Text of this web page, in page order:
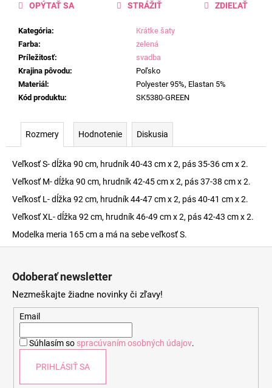
Kategória:
Krátke šaty
Farba:
zelená
Príležitosť:
svadba
Krajina pôvodu:
Poľsko
Materiál :
Polyester 95%, Elastan 5%
Kód produktu: SK5380-GREEN
OPÝTAŤ SA STRÁŽIŤ ZDIEĽAŤ
Rozmery Hodnotenie Diskusia
Veľkosť S- dĺžka 90 cm, hrudník 40-43 cm x 2, pás 35-36 cm x 2.
Veľkosť M- dĺžka 90 cm, hrudník 42-45 cm x 2, pás 37-38 cm x 2.
Veľkosť L- dĺžka 92 cm, hrudník 44-47 cm x 2, pás 40-41 cm x 2.
Veľkosť XL- dĺžka 92 cm, hrudník 46-49 cm x 2, pás 42-43 cm x 2.
Modelka meria 165 cm a má na sebe veľkosť S.
Odoberať newsletter
Nezmeškajte žiadne novinky či zľavy!
Email
Súhlasím so spracúvaním osobných údajov.
PRIHLÁSIŤ SA